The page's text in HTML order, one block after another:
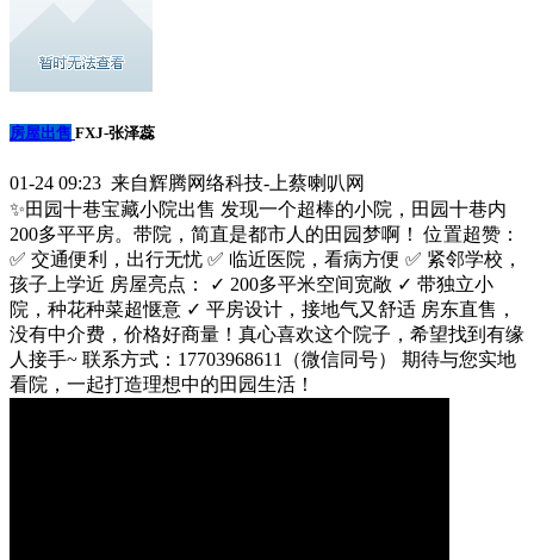
房屋出售 FXJ-张泽蕊
01-24 09:23 来自辉腾网络科技-上蔡喇叭网
✨田园十巷宝藏小院出售 发现一个超棒的小院，田园十巷内
200多平平房。带院，简直是都市人的田园梦啊！ 位置超赞：
✅ 交通便利，出行无忧 ✅ 临近医院，看病方便 ✅ 紧邻学校，
孩子上学近 房屋亮点： ✓ 200多平米空间宽敞 ✓ 带独立小
院，种花种菜超惬意 ✓ 平房设计，接地气又舒适 房东直售，
没有中介费，价格好商量！真心喜欢这个院子，希望找到有缘
人接手~ 联系方式：17703968611（微信同号） 期待与您实地
看院，一起打造理想中的田园生活！